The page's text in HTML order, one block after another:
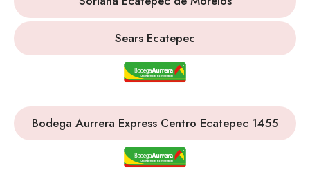
Sears Ecatepec
Bodega Aurrera Express Centro Ecatepec 1455